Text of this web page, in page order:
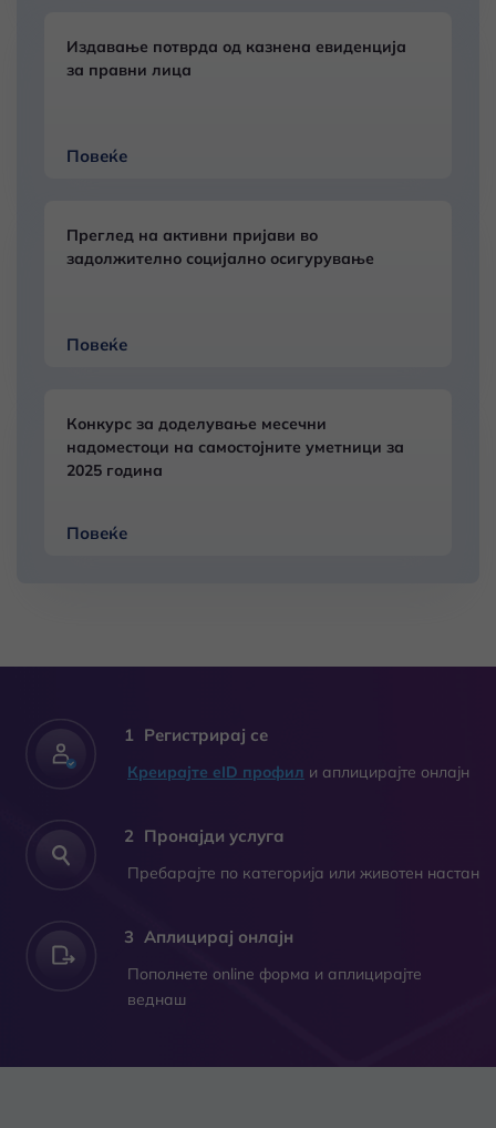
Издавање потврда од казнена евиденција
за правни лица
Повеќе
Преглед на активни пријави во
задолжително социјално осигурување
Повеќе
Конкурс за доделување месечни
надоместоци на самостојните уметници за
2025 година
Повеќе
Регистрирај се
Креирајте eID профил и аплицирајте онлајн
Пронајди услуга
Пребарајте по категорија или животен настан
Аплицирај онлајн
Пополнете online форма и аплицирајте
веднаш